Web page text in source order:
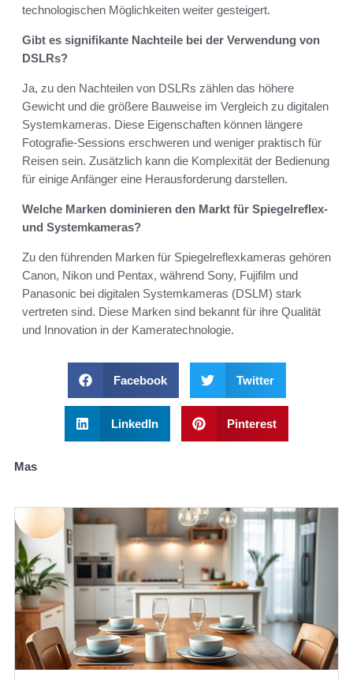
technologischen Möglichkeiten weiter gesteigert.
Gibt es signifikante Nachteile bei der Verwendung von
DSLRs?
Ja, zu den Nachteilen von DSLRs zählen das höhere
Gewicht und die größere Bauweise im Vergleich zu digitalen
Systemkameras. Diese Eigenschaften können längere
Fotografie-Sessions erschweren und weniger praktisch für
Reisen sein. Zusätzlich kann die Komplexität der Bedienung
für einige Anfänger eine Herausforderung darstellen.
Welche Marken dominieren den Markt für Spiegelreflex-
und Systemkameras?
Zu den führenden Marken für Spiegelreflexkameras gehören
Canon, Nikon und Pentax, während Sony, Fujifilm und
Panasonic bei digitalen Systemkameras (DSLM) stark
vertreten sind. Diese Marken sind bekannt für ihre Qualität
und Innovation in der Kameratechnologie.
Facebook Twitter
LinkedIn Pinterest
Mas